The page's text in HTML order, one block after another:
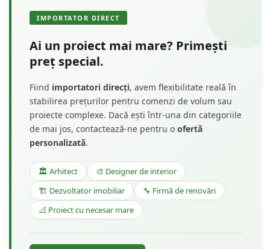
IMPORTATOR DIRECT
Ai un proiect mai mare? Primești
preț special.
Fiind importatori direcți, avem flexibilitate reală în
stabilirea prețurilor pentru comenzi de volum sau
proiecte complexe. Dacă ești într-una din categoriile
de mai jos, contactează-ne pentru o ofertă
personalizată.
🏛️ Arhitect
🎨 Designer de interior
🏗️ Dezvoltator imobiliar
🔧 Firmă de renovări
📐 Proiect cu necesar mare